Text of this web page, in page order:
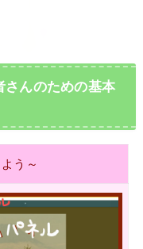
んのための基本
う～